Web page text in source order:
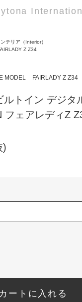
ンテリア（Interior）
Z Z34
MODEL FAIRLADY Z Z34
トイン デジタ
フェアレディZ
)
カートに入れる